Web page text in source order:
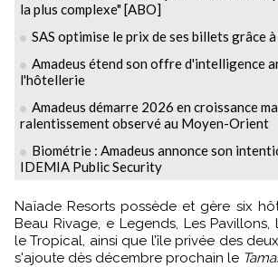
la plus complexe" [ABO]
SAS optimise le prix de ses billets grâce à
Amadeus étend son offre d'intelligence
l'hôtellerie
Amadeus démarre 2026 en croissance
ralentissement observé au Moyen-Orient
Biométrie : Amadeus annonce son
IDEMIA Public Security
Naïade Resorts possède et gère six hôtels à Maurice, Le
Beau Rivage, e Legends, Les Pavillons,
le Tropical, ainsi que l’île privée des
s'ajoute dès décembre prochain le